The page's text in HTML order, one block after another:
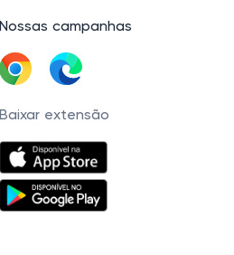
Nossas campanhas
Baixar extensão